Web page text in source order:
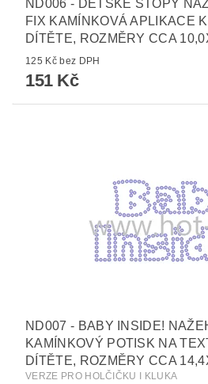
ND006 - DĚTSKÉ STOPY
FIX KAMÍNKOVÁ APLIKACE K
DÍTĚTE, ROZMĚRY CCA
125 Kč bez DPH
151 Kč
ND007 - BABY INSIDE!
KAMÍNKOVÝ POTISK NA
DÍTĚTE, ROZMĚRY CCA
VERZE PRO HOLČIČKU I KLUKA